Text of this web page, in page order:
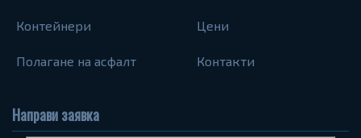
Контейнери
Полагане на асфалт
Цени
Контакти
Направи заявка